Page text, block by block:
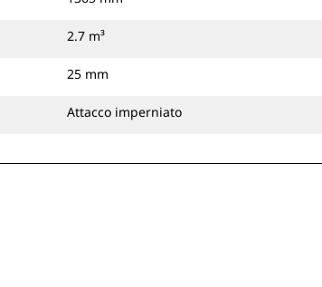
2.7 m³
25 mm
Attacco imperniato